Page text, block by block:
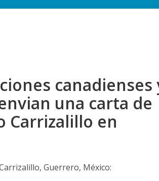
canadienses
una carta de
Carrizalillo en
Guerrero, México: